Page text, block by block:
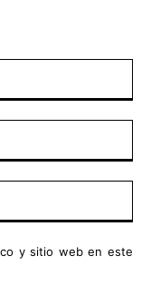
y sitio web en este